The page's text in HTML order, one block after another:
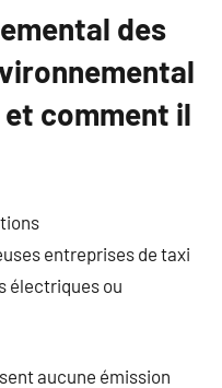
des
comment il
entreprises de taxi
électriques ou
aucune émission